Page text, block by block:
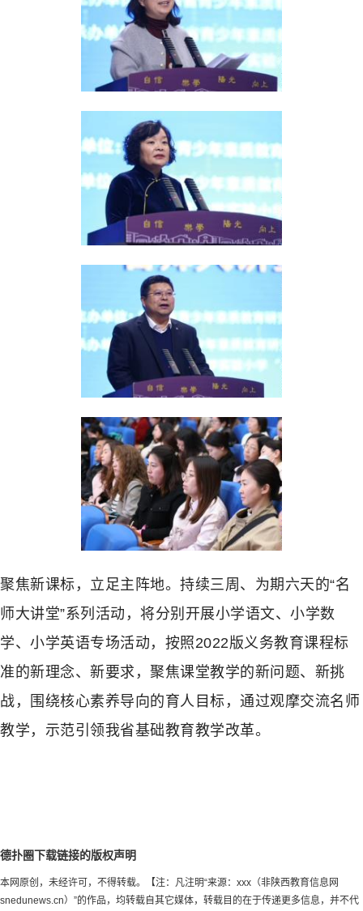
聚焦新课标，立足主阵地。持续三周、为期六天的“名
师大讲堂”系列活动，将分别开展小学语文、小学数
学、小学英语专场活动，按照2022版义务教育课程标
准的新理念、新要求，聚焦课堂教学的新问题、新挑
战，围绕核心素养导向的育人目标，通过观摩交流名师
教学，示范引领我省基础教育教学改革。
德扑圈下载链接的版权声明
本网原创，未经许可，不得转载。【注：凡注明“来源：xxx（非陕西教育信息网
snedunews.cn）”的作品，均转载自其它媒体，转载目的在于传递更多信息，并不代